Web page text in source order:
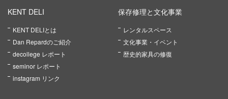
KENT DELI
KENT DELIとは
Dan Repardのご紹介
decollege レポート
seminor レポート
instagram リンク
保存修理と文化事業
レンタルスペース
文化事業・イベント
歴史的家具の修復